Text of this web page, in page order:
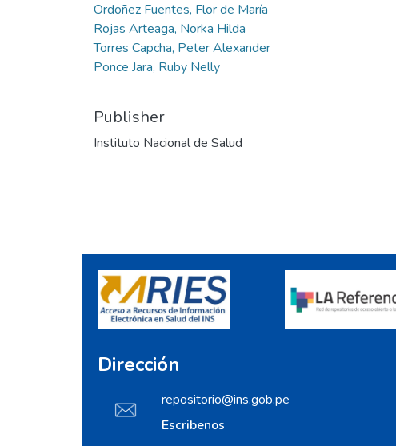
Ordoñez Fuentes, Flor de María
Rojas Arteaga, Norka Hilda
Torres Capcha, Peter Alexander
Ponce Jara, Ruby Nelly
Publisher
Instituto Nacional de Salud
Dirección
repositorio@ins.gob.pe
Escribenos